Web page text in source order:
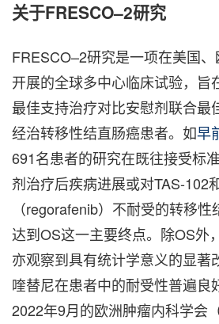
关于FRESCO–2研究
FRESCO–2研究是一项在美国
开展的全球多中心临床试验，旨
最佳支持治疗对比安慰剂联合最
经治转移性结直肠癌患者。如早
691名患者的研究在既往接受标
剂治疗后疾病进展或对TAS-102
（regorafenib）不耐受的转移
达到OS这一主要终点。除OS外
亦观察到具有统计学意义的显著
喹替尼在患者中的耐受性普遍良
2022年9月的欧洲肿瘤内科学会